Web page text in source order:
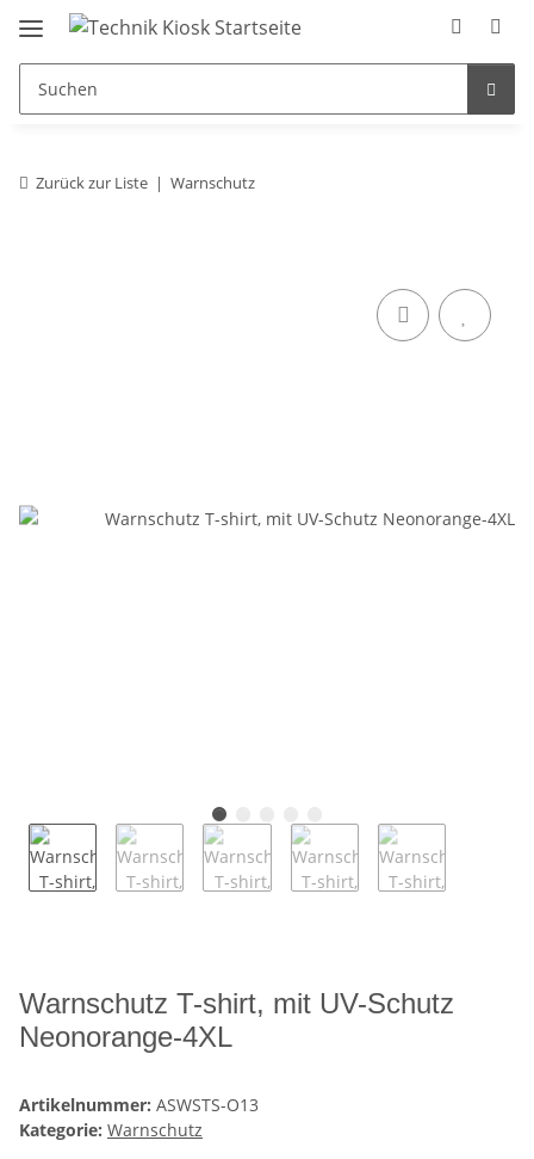
Zurück zur Liste Warnschutz
Warnschutz T-shirt, mit UV-Schutz
Neonorange-4XL
Artikelnummer: ASWSTS-O13
Kategorie: Warnschutz